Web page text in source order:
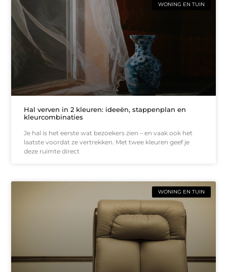
WONING EN TUIN
Hal verven in 2 kleuren: ideeën, stappenplan en
kleurcombinaties
Je hal is het eerste wat bezoekers zien – en vaak ook het
laatste voordat ze vertrekken. Met twee kleuren geef je
deze ruimte direct
WONING EN TUIN